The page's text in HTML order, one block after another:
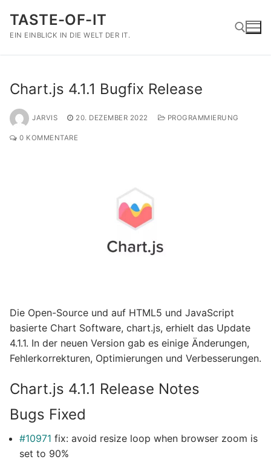
Inhalt
springen
TASTE-OF-IT
EIN EINBLICK IN DIE WELT DER IT.
Chart.js 4.1.1 Bugfix Release
JARVIS 20. DEZEMBER 2022 PROGRAMMIERUNG
0 KOMMENTARE
Die Open-Source und auf HTML5 und JavaScript
basierte Chart Software, chart.js, erhielt das Update
4.1.1. In der neuen Version gab es einige Änderungen,
Fehlerkorrekturen, Optimierungen und Verbesserungen.
Chart.js 4.1.1 Release Notes
Bugs Fixed
#10971 fix: avoid resize loop when browser zoom is
set to 90%